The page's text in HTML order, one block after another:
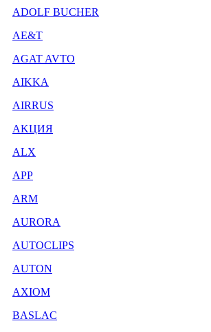
ADOLF BUCHER
AE&T
AGAT AVTO
AIKKA
AIRRUS
AKЦИЯ
ALX
APP
ARM
AURORA
AUTOCLIPS
AUTON
AXIOM
BASLAC